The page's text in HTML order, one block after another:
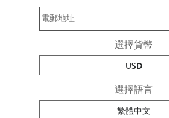
選擇貨幣
USD
選擇語言
繁體中文